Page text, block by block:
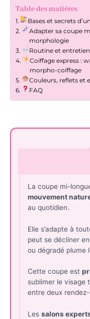
Table des matières
Bases et secrets
Adapter sa coupe
morphologie
Routine et
Coiffage express :
morpho-coiffage
Couleurs, reflets et
FAQ
La coupe mi-
mouvement
au quotidien.
Elle s’adapte à
peut se décliner
ou dégradé plume
Cette coupe est
sublimer le visage
entre deux
Lessalons